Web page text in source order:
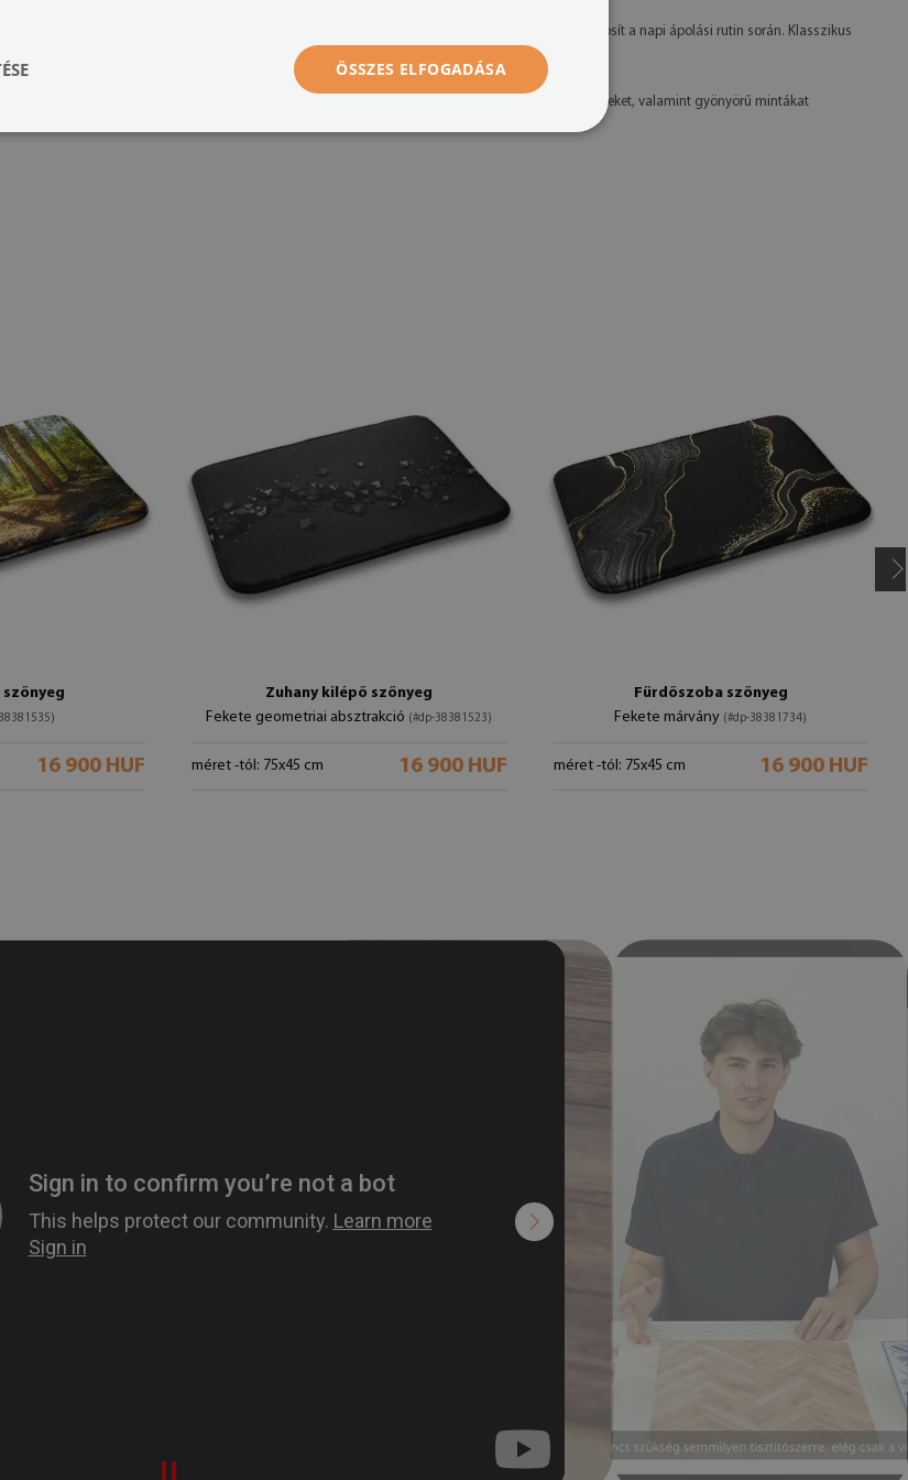
a stílusodhoz és a választott helyiséghez. A fürdőszobában puha és nedvszívó felületet biztosít a napi ápolási rutin során. Klasszikus
vagy akár a nappaliba is – bárhová, ahol extra kényelmet és puhaságot szeretnél!
a minták pedig szublimációs technológiával kerülnek nyomtatásra, ami tartós és élénk színeket, valamint gyönyörű mintákat
szőnyeg
16 900 HUF
Zuhany kilépő szőnyeg
Fekete geometriai absztrakció (#dp-38381523)
méret -tól: 75x45 cm 16 900 HUF
Fürdőszoba szőnyeg
Fekete márvány (#dp-38381734)
méret -tól: 75x45 cm 16 900 HUF
ÖSSZES ELFOGADÁSA